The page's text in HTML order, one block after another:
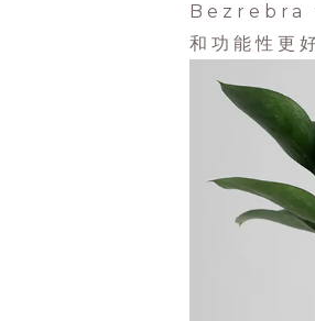
Bezrebra
和功能性更